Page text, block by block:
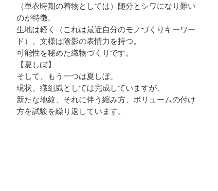
（単衣時期の着物としては）随分とシワになり難い
のが特徴。
生地は軽く（これは最近自分のモノづくりキーワー
ド）、文様は陰影の表情力を持つ。
可能性を秘めた織物づくりです。
【夏しぼ】
そして、もう一つは夏しぼ。
現状、織組織としては完成していますが、
新たな地紋、それに伴う縮み方、ボリュームの付け
方を試験を繰り返しています。